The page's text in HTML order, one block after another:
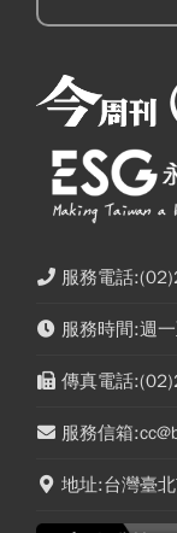
服務電話
服務時間:週
傳真電話
服務信箱
地址:台灣臺